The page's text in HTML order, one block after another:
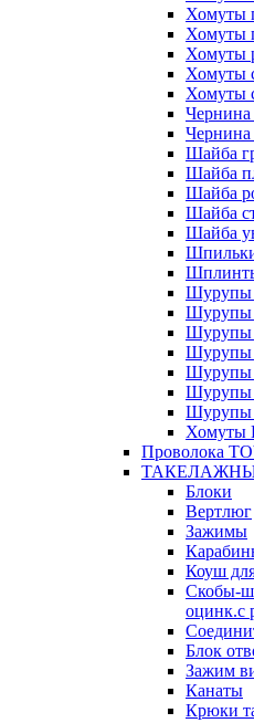
Хомуты
Хомуты
Хомуты
Хомуты
Хомуты
Чернина
Шайба
Шайба
Шайба
Шайба
Шайба
Шурупы
Шурупы
Шурупы
Шурупы
Шурупы
Шурупы
Шурупы
Проволока
Блоки
Вертлюг
Зажимы
Коуш
Скобы-
оцинк.с
Блок
Зажим
Канаты
Крюки